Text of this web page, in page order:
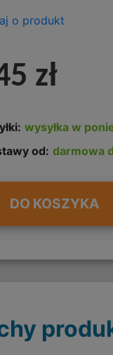
o produkt
zł
wysyłka w
od: darmowa
DO KOSZYKA